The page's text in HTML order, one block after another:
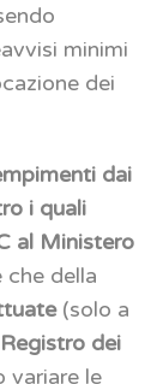
minimi
dei
dai
i quali
al Ministero
della
(solo a
dei
variare le